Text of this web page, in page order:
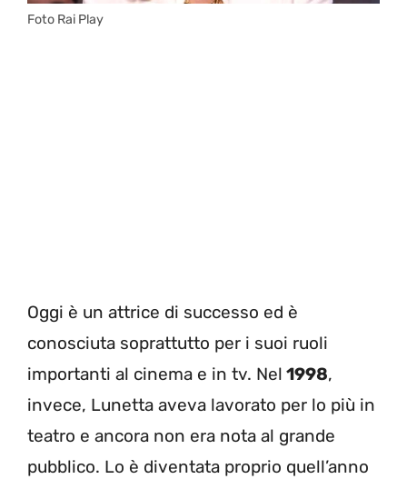
Foto Rai Play
Oggi è un attrice di successo ed è
conosciuta soprattutto per i suoi ruoli
importanti al cinema e in tv. Nel 1998,
invece, Lunetta aveva lavorato per lo più in
teatro e ancora non era nota al grande
pubblico. Lo è diventata proprio quell’anno